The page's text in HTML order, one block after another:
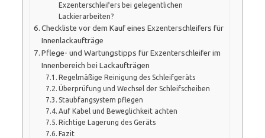
Exzenterschleifers bei gelegentlichen
Lackierarbeiten?
Checkliste vor dem Kauf eines Exzenterschleifers für
Innenlackaufträge
Pflege- und Wartungstipps für Exzenterschleifer im
Innenbereich bei Lackaufträgen
Regelmäßige Reinigung des Schleifgeräts
Überprüfung und Wechsel der Schleifscheiben
Staubfangsystem pflegen
Auf Kabel und Beweglichkeit achten
Richtige Lagerung des Geräts
Fazit